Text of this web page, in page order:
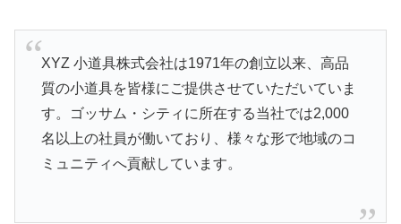
XYZ 小道具株式会社は1971年の創立以来、高品
質の小道具を皆様にご提供させていただいていま
す。ゴッサム・シティに所在する当社では2,000
名以上の社員が働いており、様々な形で地域のコ
ミュニティへ貢献しています。